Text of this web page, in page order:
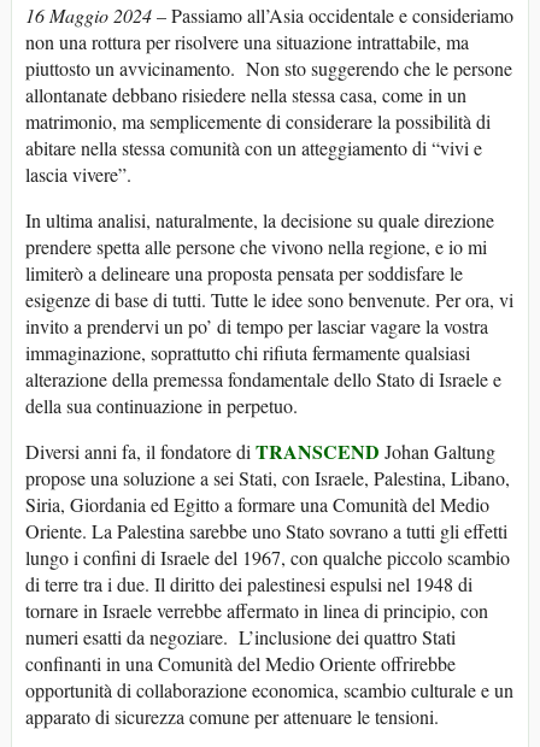
16 Maggio 2024– Passiamo all’Asia occidentale e consideriamo
non una rottura per risolvere una situazione intrattabile, ma
piuttosto un avvicinamento. Non sto suggerendo che le persone
allontanate debbano risiedere nella stessa casa, come in un
matrimonio, ma semplicemente di considerare la possibilità di
abitare nella stessa comunità con un atteggiamento di “vivi e
lascia vivere”.
In ultima analisi, naturalmente, la decisione su quale direzione
prendere spetta alle persone che vivono nella regione, e io mi
limiterò a delineare una proposta pensata per soddisfare le
esigenze di base di tutti. Tutte le idee sono benvenute. Per ora, vi
invito a prendervi un po’ di tempo per lasciar vagare la vostra
immaginazione, soprattutto chi rifiuta fermamente qualsiasi
alterazione della premessa fondamentale dello Stato di Israele e
della sua continuazione in perpetuo.
Diversi anni fa, il fondatore di TRANSCEND Johan Galtung
propose una soluzione a sei Stati, con Israele, Palestina, Libano,
Siria, Giordania ed Egitto a formare una Comunità del Medio
Oriente. La Palestina sarebbe uno Stato sovrano a tutti gli effetti
lungo i confini di Israele del 1967, con qualche piccolo scambio
di terre tra i due. Il diritto dei palestinesi espulsi nel 1948 di
tornare in Israele verrebbe affermato in linea di principio, con
numeri esatti da negoziare. L’inclusione dei quattro Stati
confinanti in una Comunità del Medio Oriente offrirebbe
opportunità di collaborazione economica, scambio culturale e un
apparato di sicurezza comune per attenuare le tensioni.